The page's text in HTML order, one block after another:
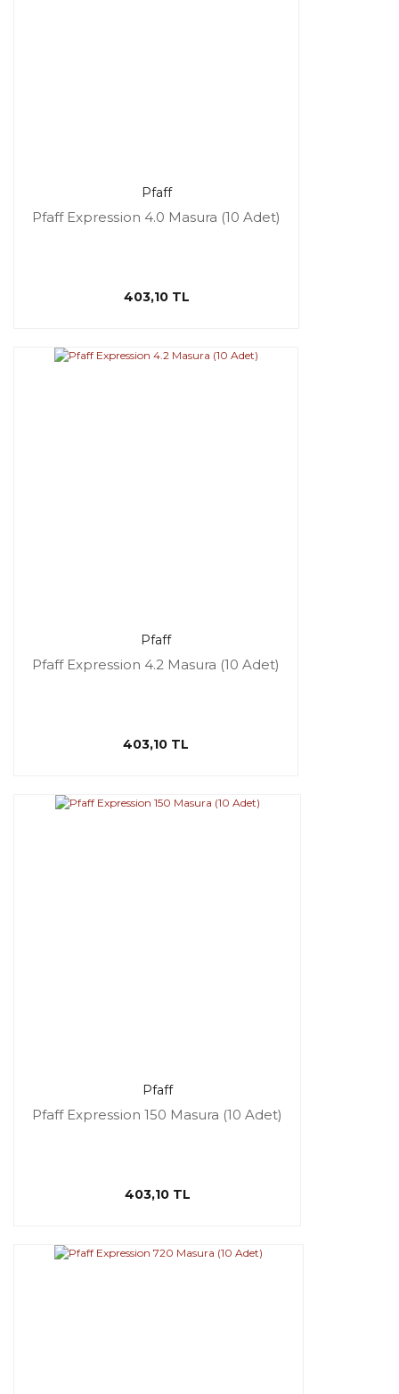
Pfaff
Pfaff Expression 4.0 Masura (10 Adet)
403,10 TL
Pfaff
Pfaff Expression 4.2 Masura (10 Adet)
403,10 TL
Pfaff
Pfaff Expression 150 Masura (10 Adet)
403,10 TL